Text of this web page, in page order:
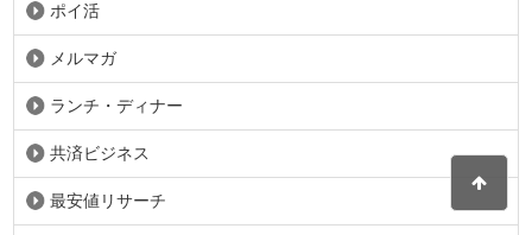
ポイ活
メルマガ
ランチ・ディナー
共済ビジネス
最安値リサーチ